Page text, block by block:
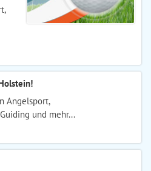
Angelsport,
und mehr...